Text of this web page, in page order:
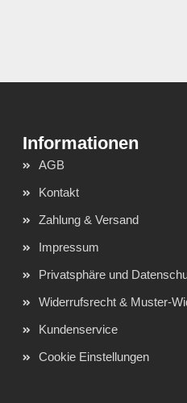
AGB
Kontakt
Zahlung & Versand
Impressum
Privatsphäre und
Widerrufsrecht & Muster-
Kundenservice
Cookie Einstellungen